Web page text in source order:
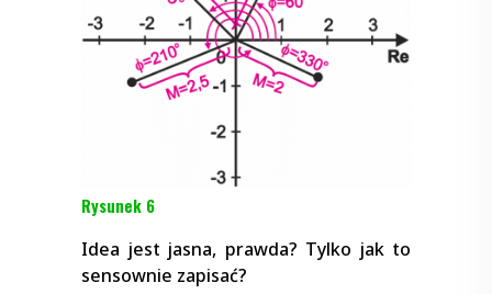
Rysunek 6
Idea jest jasna, prawda? Tylko jak to
sensownie zapisać?